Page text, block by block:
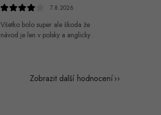
7.8.2026
Všetko bolo super ale škoda že
návod je len v polsky a anglicky .
Zobrazit další hodnocení